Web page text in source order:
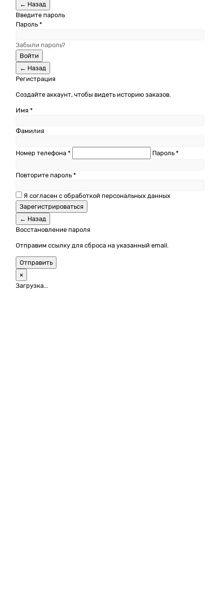
← Назад
Введите пароль
Пароль *
Забыли пароль?
Войти
← Назад
Регистрация
Создайте аккаунт, чтобы видеть историю заказов.
Имя *
Фамилия
Номер телефона * Пароль *
Повторите пароль *
Я согласен с обработкой персональных данных
Зарегистрироваться
← Назад
Восстановление пароля
Отправим ссылку для сброса на указанный email.
Отправить
×
Загрузка...